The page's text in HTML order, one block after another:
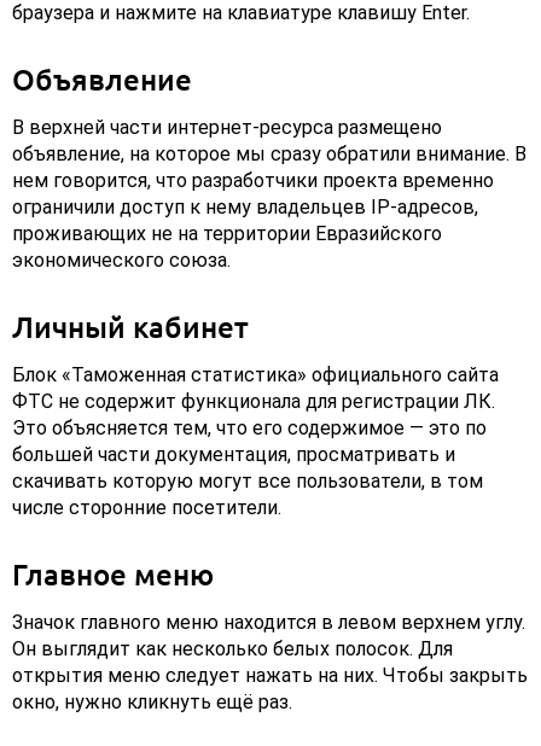
браузера и нажмите на клавиатуре клавишу Enter.
Объявление
В верхней части интернет-ресурса размещено
объявление, на которое мы сразу обратили внимание. В
нем говорится, что разработчики проекта временно
ограничили доступ к нему владельцев IP-адресов,
проживающих не на территории Евразийского
экономического союза.
Личный кабинет
Блок «Таможенная статистика» официального сайта
ФТС не содержит функционала для регистрации ЛК.
Это объясняется тем, что его содержимое — это по
большей части документация, просматривать и
скачивать которую могут все пользователи, в том
числе сторонние посетители.
Главное меню
Значок главного меню находится в левом верхнем углу.
Он выглядит как несколько белых полосок. Для
открытия меню следует нажать на них. Чтобы закрыть
окно, нужно кликнуть ещё раз.